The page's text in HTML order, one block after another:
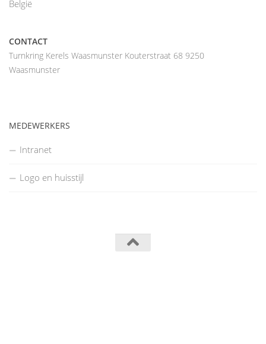
België
CONTACT
Turnkring Kerels Waasmunster Kouterstraat 68 9250
Waasmunster
MEDEWERKERS
Intranet
Logo en huisstijl